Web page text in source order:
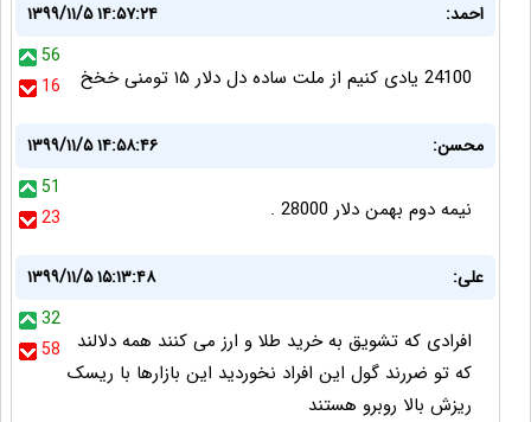
احمد:
۱۳۹۹/۱۱/۵ ۱۴:۵۷:۲۴
56
16
24100 یادی کنیم از ملت ساده دل دلار ۱۵ تومنی خخخ
محسن:
۱۳۹۹/۱۱/۵ ۱۴:۵۸:۴۶
51
23
نیمه دوم بهمن دلار 28000 .
علی:
۱۳۹۹/۱۱/۵ ۱۵:۱۳:۴۸
32
58
افرادی که تشویق به خرید طلا و ارز می کنند همه دلالند
که تو ضررند گول این افراد نخوردید این بازارها با ریسک
ریزش بالا روبرو هستند